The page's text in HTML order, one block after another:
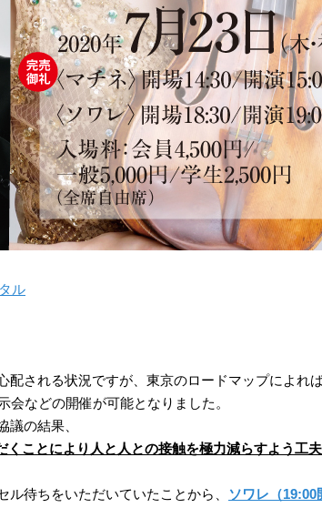
ル
配される状況ですが、東京のロードマップによれ
などの開催が可能となりました。
議の結果、
くことにより人と人との接触を極力減らすよう工
待ちをいただいていたことから、
ソワレ（19:00